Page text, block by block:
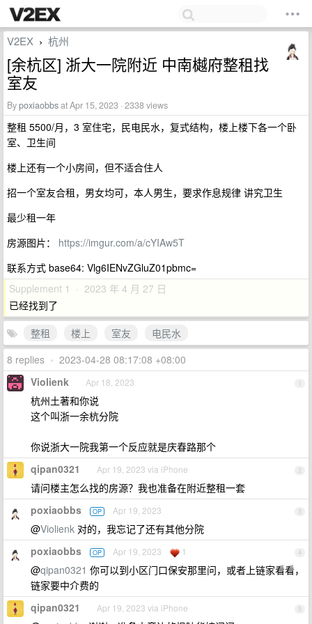
V2EX › 杭州
[余杭区] 浙大一院附近 中南樾府整租找
室友
Bypoxiaobbsat Apr 15, 2023 · 2338 views
整租 5500/月，3 室住宅，民电民水，复式结构，楼上楼下各一个卧
室、卫生间
楼上还有一个小房间，但不适合住人
招一个室友合租，男女均可，本人男生，要求作息规律 讲究卫生
最少租一年
房源图片： https://imgur.com/a/cYIAw5T
联系方式 base64: Vlg6IENvZGluZ01pbmc=
Supplement 1 · 2023 年 4 月 27 日
已经找到了
整租
楼上 室友
电民水
8 replies • 2023-04-28 08:17:08 +08:00
1
Violienk Apr 18, 2023
杭州土著和你说
这个叫浙一余杭分院
你说浙大一院我第一个反应就是庆春路那个
2
qipan0321 Apr 19, 2023 via iPhone
请问楼主怎么找的房源？我也准备在附近整租一套
3
poxiaobbs OP Apr 19, 2023
@Violienk 对的，我忘记了还有其他分院
4
poxiaobbs OP Apr 19, 2023 1
@qipan0321 你可以到小区门口保安那里问，或者上链家看看，
链家要中介费的
5
qipan0321 Apr 19, 2023 via iPhone